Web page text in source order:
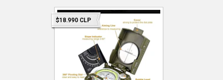
$18.990 CLP